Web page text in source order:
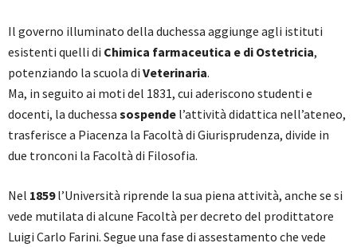
Il governo illuminato della duchessa aggiunge agli istituti
esistenti quelli di Chimica farmaceutica e di Ostetricia,
potenziando la scuola di Veterinaria.
Ma, in seguito ai moti del 1831, cui aderiscono studenti e
docenti, la duchessa sospende l’attività didattica nell’ateneo,
trasferisce a Piacenza la Facoltà di Giurisprudenza, divide in
due tronconi la Facoltà di Filosofia.
Nel 1859l’Università riprende la sua piena attività, anche se si
vede mutilata di alcune Facoltà per decreto del prodittatore
Luigi Carlo Farini. Segue una fase di assestamento che vede